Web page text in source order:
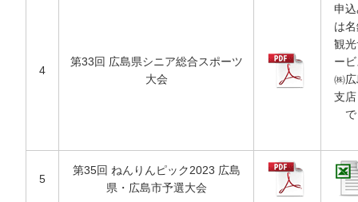
4
第33回 広島県シニア総合スポーツ
大会
申
は
観
ー
㈱
支
で
5
第35回 ねんりんピック2023 広島
県・広島市予選大会